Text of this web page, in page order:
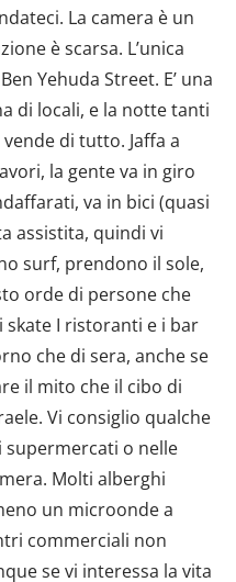
La camera è un
è scarsa. L’unica
Yehuda Street. E’ una
di locali, e la notte tanti
di tutto. Jaffa a
la gente va in giro
va in bici (quasi
assistita, quindi vi
surf, prendono il sole,
orde di persone che
skate I ristoranti e i bar
che di sera, anche se
il mito che il cibo di
Vi consiglio qualche
o nelle
Molti alberghi
un microonde a
commerciali non
se vi interessa la vita